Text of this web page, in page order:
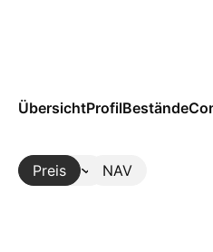
ÜbersichtProfilBestände
Preis NAV
Mehr